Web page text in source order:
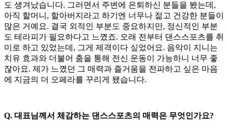
도 생겨났습니다. 그러면서 주변에 은퇴하신 분들을 봤는데,
아직 할머니, 할아버지라고 하기엔 너무나 젊고 건강한 분들이
많은 거예요. 결국 외적인 부분도 중요하지만, 정신적인 부분
도 테라피가 필요하다고 느꼈죠. 오래 전부터 댄스스포츠를 취
미로 하고 있었는데, 그게 제격이다 싶었어요. 음악이 지니는
치유 효과와 더불어 춤을 통해 전신 운동이 가능하니 너무 좋
잖아요. 제가 느꼈던 그 매력과 즐거움을 전파하고 싶은 마음
에 지금의 더 오페라를 꾸리게 됐습니다.
Q. 대표님께서 체감하는 댄스스포츠의 매력은 무엇인가요?